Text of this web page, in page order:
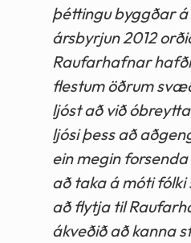
þéttingu byggðar
ársbyrjun 2012
Raufarhafnar
flestum öðrum
ljóst að við
ljósi þess að
ein megin
að taka á móti
að flytja til
ákveðið að kanna